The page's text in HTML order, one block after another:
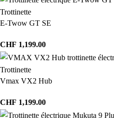
Trottinette
E-Twow GT SE
CHF 1,199.00
Trottinette
Vmax VX2 Hub
CHF 1,199.00